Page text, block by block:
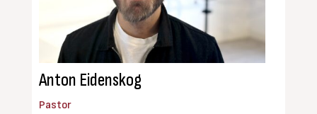
Anton Eidenskog
Pastor